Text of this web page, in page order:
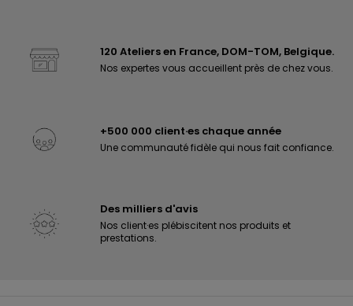
120 Ateliers en France, DOM-TOM, Belgique.
Nos expertes vous accueillent près de chez vous.
+500 000 client·es chaque année
Une communauté fidèle qui nous fait confiance.
Des milliers d'avis
Nos client·es plébiscitent nos produits et
prestations.